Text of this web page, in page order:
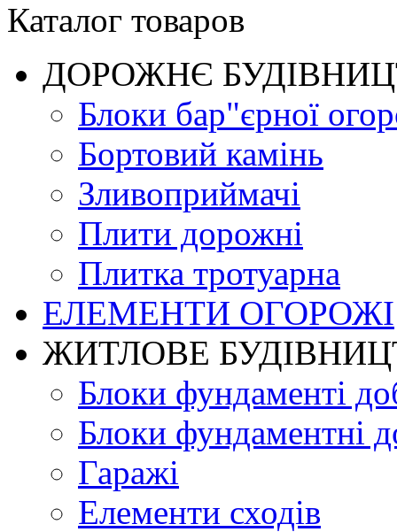
Каталог товаров
ДОРОЖНЄ
Блоки бар"єрної
Бортовий камінь
Зливоприймачі
Плити дорожні
Плитка тротуарна
ЕЛЕМЕНТИ ОГОРОЖІ
ЖИТЛОВЕ
Блоки фундаменті
Блоки фундаментні
Гаражі
Елементи сходів